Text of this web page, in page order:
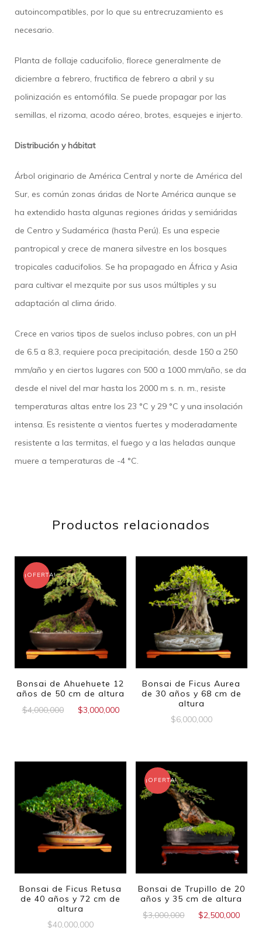
autoincompatibles, por lo que su entrecruzamiento es
necesario.
Planta de follaje caducifolio, florece generalmente de
diciembre a febrero, fructifica de febrero a abril y su
polinización es entomófila. Se puede propagar por las
semillas, el rizoma, acodo aéreo, brotes, esquejes e injerto.
Distribución y hábitat
Árbol originario de América Central y norte de América del
Sur, es común zonas áridas de Norte América aunque se
ha extendido hasta algunas regiones áridas y semiáridas
de Centro y Sudamérica (hasta Perú).​ Es una especie
pantropical y crece de manera silvestre en los bosques
tropicales caducifolios. Se ha propagado en África y Asia
para cultivar el mezquite por sus usos múltiples y su
adaptación al clima árido.
Crece en varios tipos de suelos incluso pobres, con un pH
de 6.5 a 8.3, requiere poca precipitación, desde 150 a 250
mm/año y en ciertos lugares con 500 a 1000 mm/año, se da
desde el nivel del mar hasta los 2000 m s. n. m., resiste
temperaturas altas entre los 23 °C y 29 °C y una insolación
intensa. Es resistente a vientos fuertes y moderadamente
resistente a las termitas, el fuego y a las heladas aunque
muere a temperaturas de -4 °C.
Productos relacionados
¡OFERTA!
Bonsai de Ahuehuete 12
años de 50 cm de altura
$4,000,000 $3,000,000
Bonsai de Ficus Aurea
de 30 años y 68 cm de
altura
$6,000,000
Bonsai de Ficus Retusa
de 40 años y 72 cm de
altura
$40,000,000
¡OFERTA!
Bonsai de Trupillo de 20
años y 35 cm de altura
$3,000,000 $2,500,000